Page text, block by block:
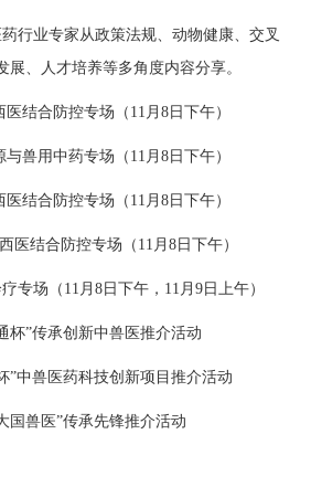
行业专家从政策法规、动物健康、交叉
展、人才培养等多角度内容分享。
医结合防控专场（11月8日下午）
与兽用中药专场（11月8日下午）
医结合防控专场（11月8日下午）
医结合防控专场（11月8日下午）
专场（11月8日下午，11月9日上午）
杯”传承创新中兽医推介活动
”中兽医药科技创新项目推介活动
国兽医”传承先锋推介活动